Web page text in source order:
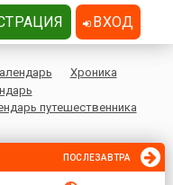
Хроника
путешественника
ПОСЛЕЗАВТРА
ВХОД